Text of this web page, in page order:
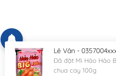
chua cay 100g
2 giờ trước